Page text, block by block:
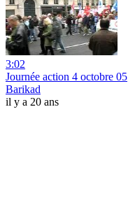
3:02
Journée action 4 octobre 05
Barikad
il y a 20 ans